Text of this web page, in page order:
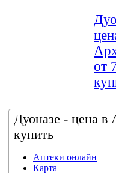
от
Дуоназе - цена в
купить
Аптеки онлайн
Карта